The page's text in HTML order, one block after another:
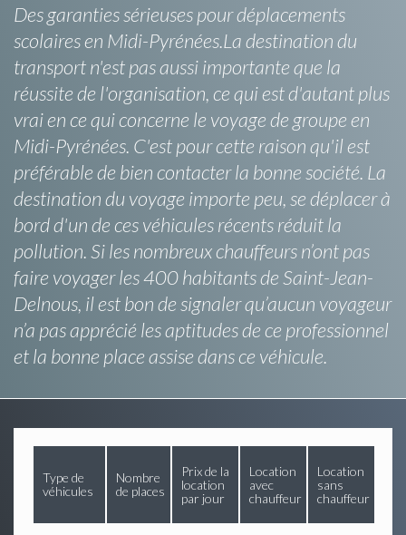
Des garanties sérieuses pour déplacements
scolaires en Midi-Pyrénées.La destination du
transport n'est pas aussi importante que la
réussite de l'organisation, ce qui est d'autant plus
vrai en ce qui concerne le voyage de groupe en
Midi-Pyrénées. C'est pour cette raison qu'il est
préférable de bien contacter la bonne société. La
destination du voyage importe peu, se déplacer à
bord d'un de ces véhicules récents réduit la
pollution. Si les nombreux chauffeurs n’ont pas
faire voyager les 400 habitants de Saint-Jean-
Delnous, il est bon de signaler qu’aucun voyageur
n’a pas apprécié les aptitudes de ce professionnel
et la bonne place assise dans ce véhicule.
Type de
véhicules
Nombre
de places
Prix de la
location
par jour
Location
avec
chauffeur
Location
sans
chauffeur